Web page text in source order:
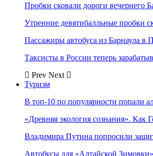
Пробки сковали дороги вечернего
Утренние девятибалльные пробки
Пассажиры автобуса из Барнаула в
Таксисты в России теперь
Prev Next
Туризм
В топ-10 по популярности попали
«Древняя экология сознания». Как
Владимира Путина попросили
Автобусы для «Алтайской